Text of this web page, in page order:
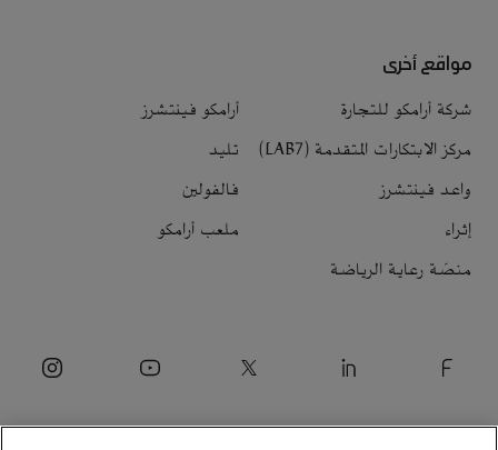
مواقع أخرى
شركة أرامكو للتجارة
أرامكو فينتشرز
مركز الابتكارات المتقدمة (LAB7)
تليد
واعد فينتشرز
فالفولين
إثراء
ملعب أرامكو
منصّة رعاية الرياضة